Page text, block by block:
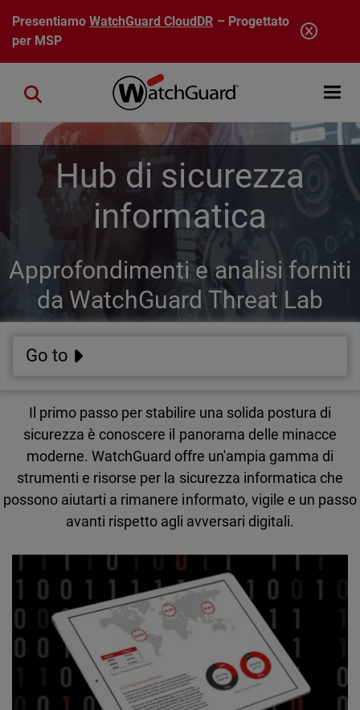
Salta al contenuto principale
PresentiamoWatchGuard CloudDR – Progettato
per MSP
Open
Close search
Hub di sicurezza
informatica
Approfondimenti e analisi forniti
da WatchGuard Threat Lab
Go to
Il primo passo per stabilire una solida postura di
sicurezza è conoscere il panorama delle minacce
moderne. WatchGuard offre un'ampia gamma di
strumenti e risorse per la sicurezza informatica che
possono aiutarti a rimanere informato, vigile e un passo
avanti rispetto agli avversari digitali.